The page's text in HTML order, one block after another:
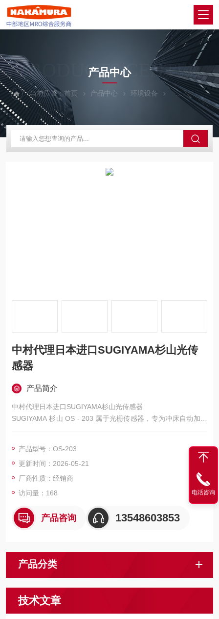
PRODUCTS CENTER
产品中心
当前位置：首页 产品中心 环境设备 SUGIYAMA日
中村代理日本进口SUGIYAMA杉山光传
感器
产品简介
中村代理日本进口SUGIYAMA杉山光传感器
SUGIYAMA 杉山 OS - 203 属于光栅传感器，专为冲床自动加工
场景设计，核心用于检测排出工件，常与该品牌 PS - 661、PS -
能、操作便捷及安装灵活等方面。
产品型号：OS-203
更新时间：2026-05-21
厂商性质：经销商
访问量：168
产品咨询 13548603853
产品分类
技术文章
电话咨询